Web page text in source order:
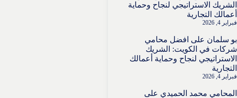
الشريك الاستراتيجي لنجاح وحماية
أعمالك التجارية
فبراير 4, 2026
بو سلمان على افضل محامي
شركات في الكويت: الشريك
الاستراتيجي لنجاح وحماية أعمالك
التجارية
فبراير 4, 2026
المحامي محمد الحميدي على